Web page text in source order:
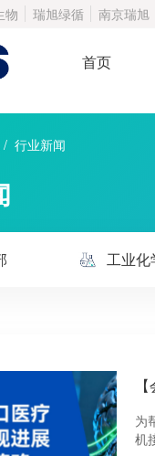
物 瑞旭绿循 南京瑞旭
首页
/ 行业新闻
工业化
为
机